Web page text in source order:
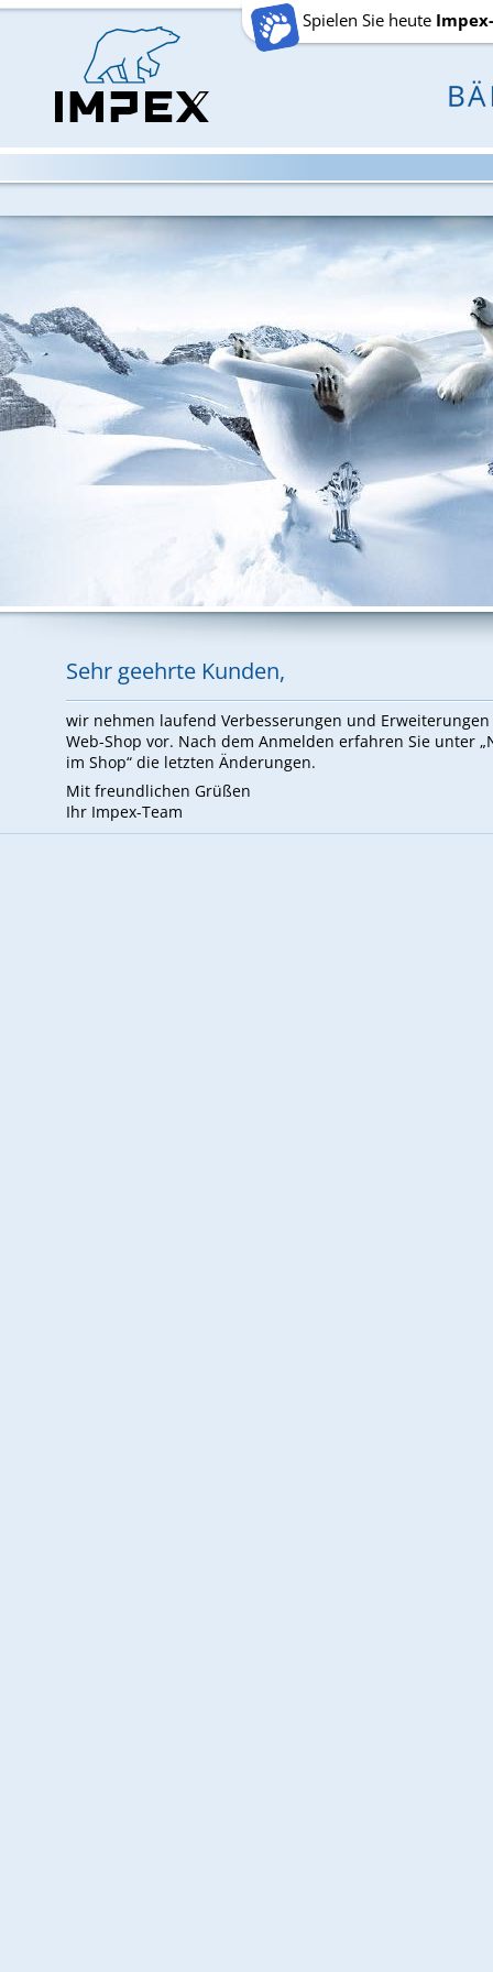
Spielen Sie heute
Sehr ge­ehr­te Kun­den,
wir neh­men lau­fend Ver­bes­se­run­gen und Er­wei­te­run­gen
Web-Shop vor. Nach dem An­mel­den er­fah­ren Sie un­ter
im Shop“ die letz­ten Än­de­run­gen.
Mit freund­li­chen Grü­ßen
Ihr Im­pex-Team